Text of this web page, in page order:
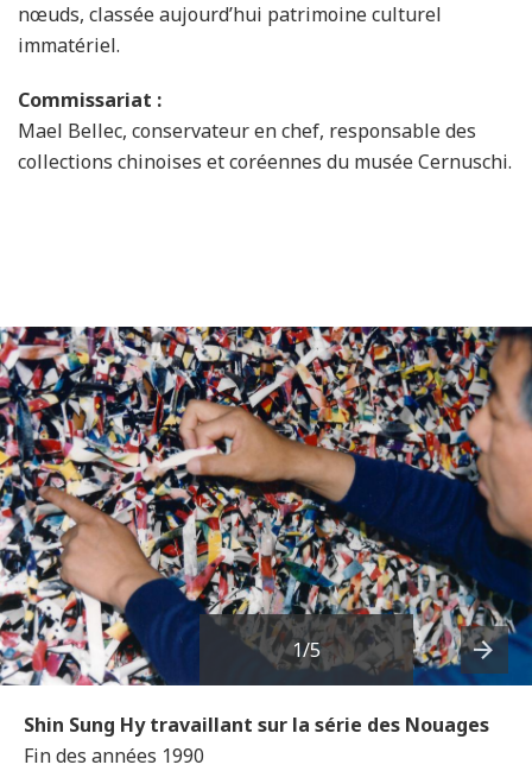
nœuds, classée aujourd’hui patrimoine culturel
immatériel.
Commissariat :​
Mael Bellec, conservateur en chef, responsable des
collections chinoises et coréennes du musée Cernuschi.
Shin Sung Hy travaillant sur la série des Nouages
Fin des années 1990
1/5
Next